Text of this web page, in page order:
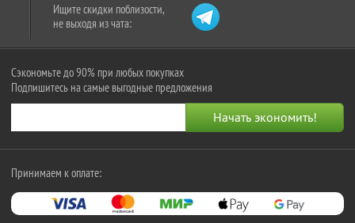
Ищите скидки поблизости,
не выходя из чата:
Сэкономьте до 90% при любых покупках
Подпишитесь на самые выгодные предложения
Принимаем к оплате: